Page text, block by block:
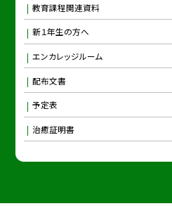
教育課程関連資料
新１年生の方へ
エンカレッジルーム
配布文書
予定表
治癒証明書